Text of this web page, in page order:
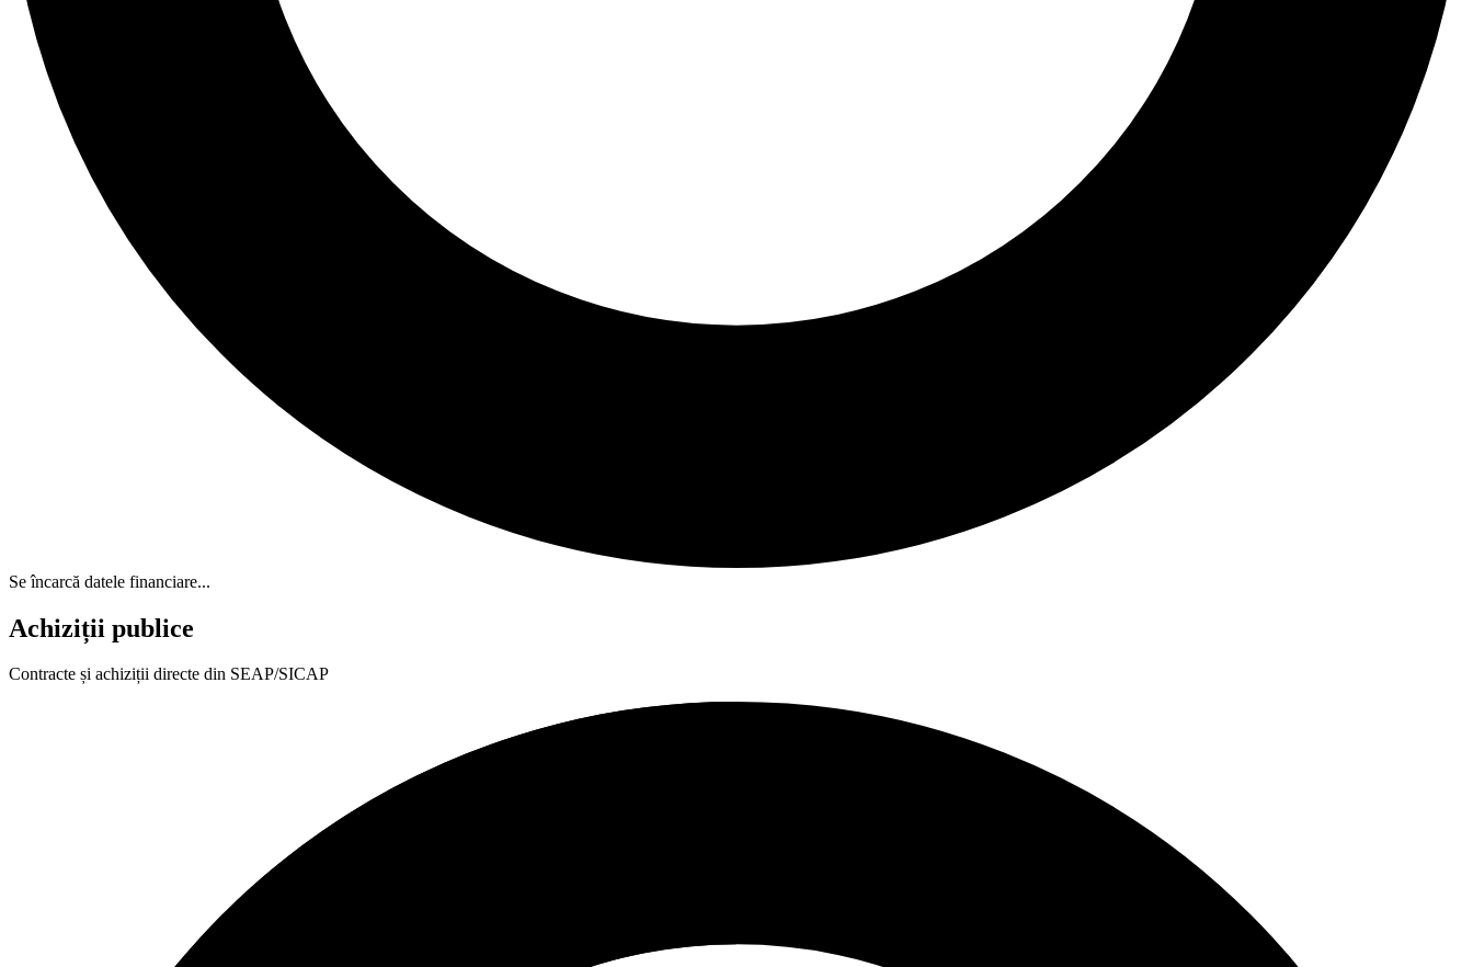
Se încarcă datele financiare...
Achiziții publice
Contracte și achiziții directe din SEAP/SICAP